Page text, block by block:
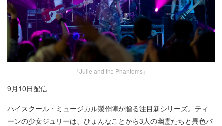
『Julie and the Phantoms』
9月10日配信​
ハイスクール・ミュージカル製作陣が贈る注目新シリーズ。ティ
ーンの少女ジュリーは、ひょんなことから3人の幽霊たちと異色バ